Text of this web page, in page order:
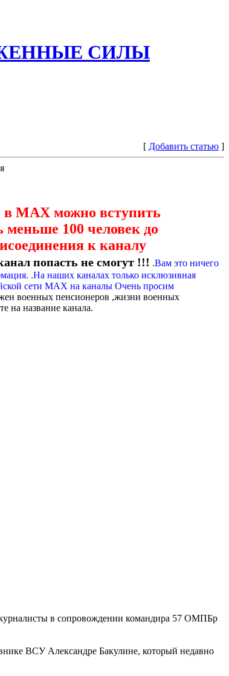
СИЛЫ
[ Добавить статью ]
в МАХ можно вступить
меньше 100 человек до
к каналу
попасть не смогут !!! .Вам это ничего
.На наших каналах только исклюзивная
сети МАХ на каналы Очень просим
военных пенсионеров ,жизни военных
на название канала.
в сопровождении командира 57 ОМПБр
ВСУ Александре Бакулине, который недавно